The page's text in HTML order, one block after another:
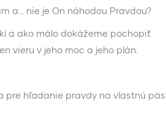
a… nie je On náhodou Pravdou?
a ako málo dokážeme pochopiť
vieru v jeho moc a jeho plán.
pre hľadanie pravdy na vlastnú